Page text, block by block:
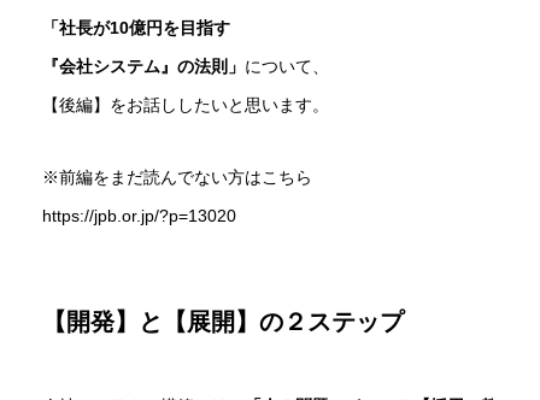
「社長が10億円を目指す
『会社システム』の法則」 について、
【後編】をお話ししたいと思います。
※前編をまだ読んでない方はこちら
https://jpb.or.jp/?p=13020
【開発】と【展開】の２ステップ